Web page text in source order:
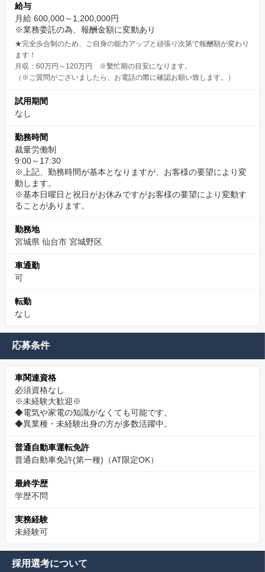
給与
月給 600,000～1,200,000円
※業務委託の為、報酬金額に変動あり
★完全歩合制のため、ご自身の能力アップと頑張り次第で報酬額が変わり
ます！
月収：60万円～120万円 ※繫忙期の目安になります。
（※ご質問がございましたら、お電話の際に確認お願い致します。）
試用期間
なし
勤務時間
裁量労働制
9:00～17:30
※上記、勤務時間が基本となりますが、お客様の要望により変
動します。
※基本日曜日と祝日がお休みですがお客様の要望により変動す
ることがあります。
勤務地
宮城県 仙台市 宮城野区
車通勤
可
転勤
なし
応募条件
車関連資格
必須資格なし
※未経験大歓迎※
◆電気や家電の知識がなくても可能です。
◆異業種・未経験出身の方が多数活躍中。
普通自動車運転免許
普通自動車免許(第一種)（AT限定OK）
最終学歴
学歴不問
実務経験
未経験可
採用選考について